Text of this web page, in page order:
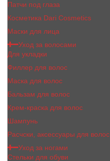
Патчи под глаза
Косметика Dari Cosmetics
Маски для лица
Уход за волосами
Для укладки
Филлер для волос
Маска для волос
Бальзам для волос
Крем-краска для волос
Шампунь
Расчски, аксессуары для волос
Уход за ногами
Стельки для обуви